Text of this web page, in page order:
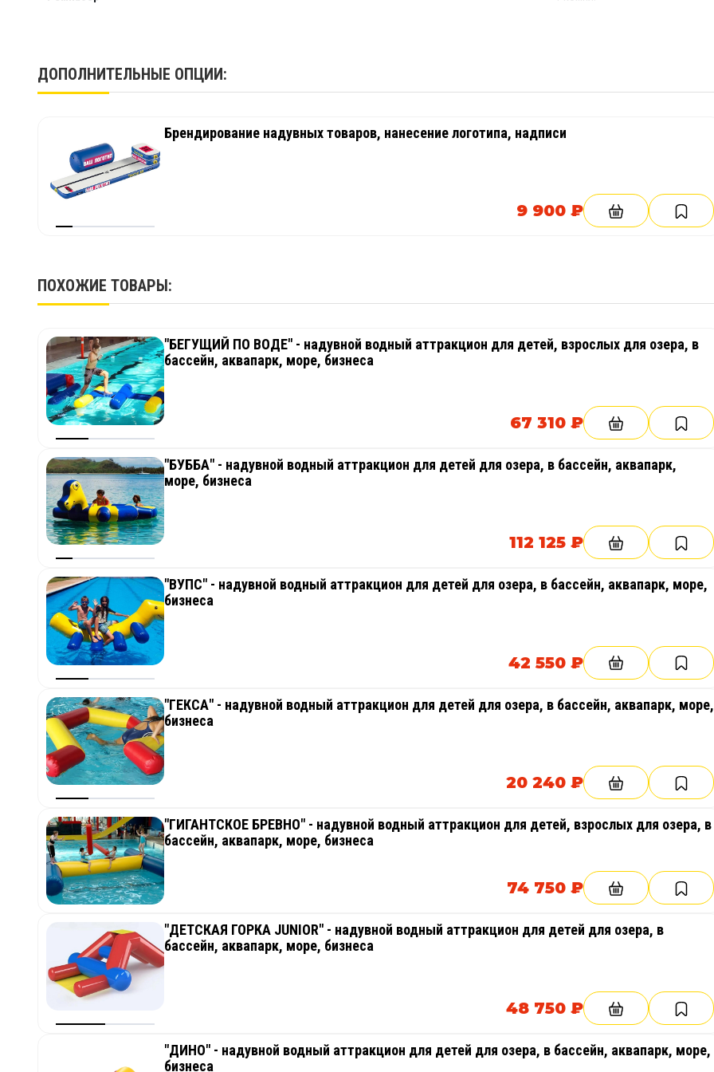
Технические характеристики:
Ширина: 4,5 м.
Высота: 0,4 м.
Купить надувной водный аттракцион «Звездный флот»
ДОПОЛНИТЕЛЬНЫЕ ОПЦИИ:
Брендирование надувных товаров, нанесение логотипа, надписи
9 900 ₽
ПОХОЖИЕ ТОВАРЫ:
"БЕГУЩИЙ ПО ВОДЕ" - надувной водный аттракцион для детей, взрослых для озера, в
бассейн, аквапарк, море, бизнеса
67 310 ₽
"БУББА" - надувной водный аттракцион для детей для озера, в бассейн, аквапарк,
море, бизнеса
112 125 ₽
"ВУПС" - надувной водный аттракцион для детей для озера, в бассейн, аквапарк, море,
бизнеса
42 550 ₽
"ГЕКСА" - надувной водный аттракцион для детей для озера, в бассейн, аквапарк, море,
бизнеса
20 240 ₽
"ГИГАНТСКОЕ БРЕВНО" - надувной водный аттракцион для детей, взрослых для озера, в
бассейн, аквапарк, море, бизнеса
74 750 ₽
"ДЕТСКАЯ ГОРКА JUNIOR" - надувной водный аттракцион для детей для озера, в
бассейн, аквапарк, море, бизнеса
48 750 ₽
"ДИНО" - надувной водный аттракцион для детей для озера, в бассейн, аквапарк, море,
бизнеса